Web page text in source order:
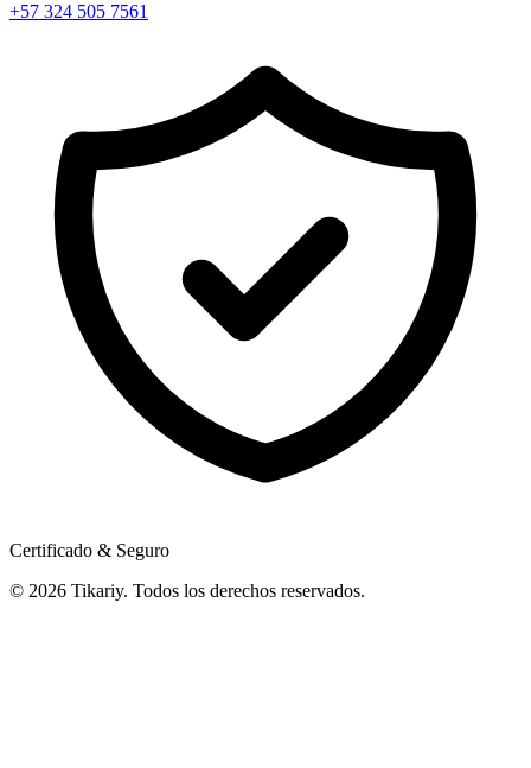
+57 324 505 7561
Certificado & Seguro
© 2026 Tikariy. Todos los derechos reservados.